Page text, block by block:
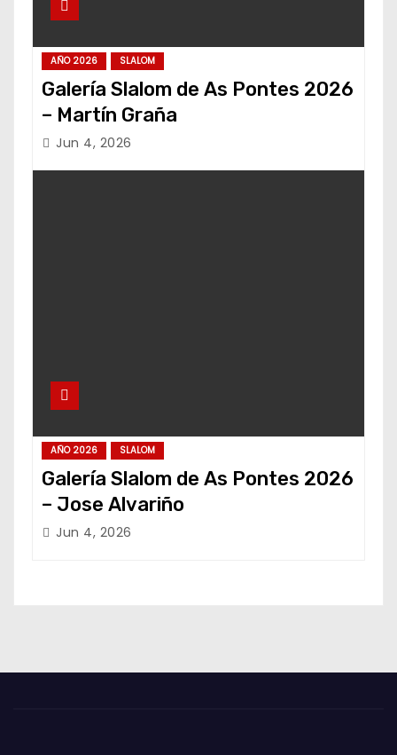
AÑO 2026 SLALOM
Galería Slalom de As Pontes 2026
– Martín Graña
Jun 4, 2026
AÑO 2026 SLALOM
Galería Slalom de As Pontes 2026
– Jose Alvariño
Jun 4, 2026